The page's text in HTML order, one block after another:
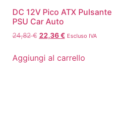
DC 12V Pico ATX Pulsante
PSU Car Auto
24,82€ 22,36€ Escluso IVA
Aggiungi al carrello